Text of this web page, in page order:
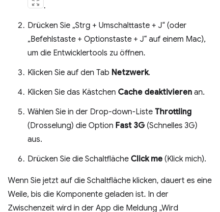
.
Drücken Sie „Strg + Umschalttaste + J“ (oder
„Befehlstaste + Optionstaste + J“ auf einem Mac),
um die Entwicklertools zu öffnen.
Klicken Sie auf den Tab Netzwerk.
Klicken Sie das Kästchen Cache deaktivieren an.
Wählen Sie in der Drop-down-Liste Throttling
(Drosselung) die Option Fast 3G (Schnelles 3G)
aus.
Drücken Sie die Schaltfläche Click me (Klick mich).
Wenn Sie jetzt auf die Schaltfläche klicken, dauert es eine
Weile, bis die Komponente geladen ist. In der
Zwischenzeit wird in der App die Meldung „Wird